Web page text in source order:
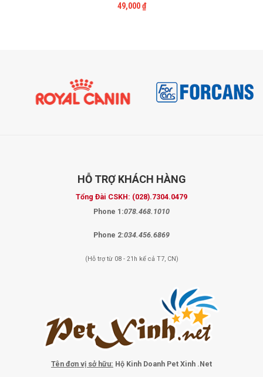
49,000₫
HỖ TRỢ KHÁCH HÀNG
Tổng Đài CSKH: (028).7304.0479
Phone 1:078.468.1010
Phone 2:034.456.6869
(Hỗ trợ từ 08 - 21h kể cả T7, CN)
Tên đơn vị sở hữu: Hộ Kinh Doanh Pet Xinh .Net